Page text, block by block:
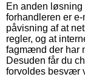
En anden
forhandleren er
påvisning af at
regler, og at
fagmænd der har
Desuden får du
forvoldes besvær